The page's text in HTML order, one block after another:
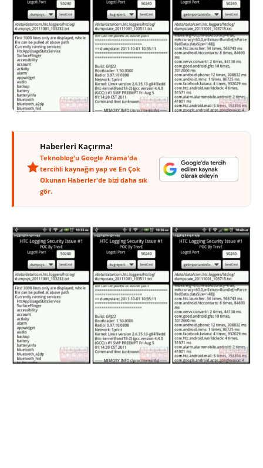
Haberleri Kaçırma!
Teknoblog'u Google Arama'da
tercihli kaynağın yap ve En Çok
Okunan Haberler'de bizi daha sık
gör.